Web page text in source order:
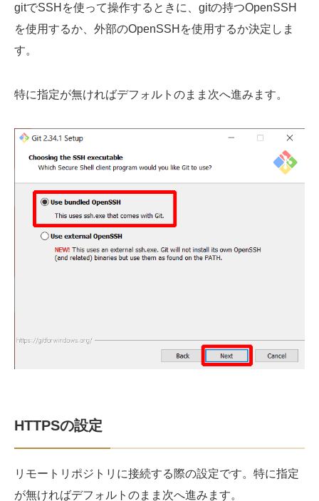
gitでSSHを使って操作するときに、gitの持つOpenSSH
を使用するか、外部のOpenSSHを使用するか決定しま
す。
特に指定が無ければデフォルトのまま次へ進みます。
HTTPSの設定
リモートリポジトリに接続する際の設定です。特に指定
が無ければデフォルトのまま次へ進みます。